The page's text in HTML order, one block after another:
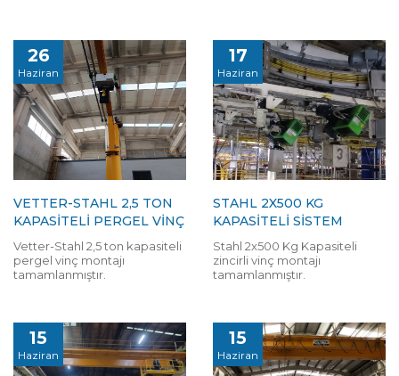
26
Haziran
VETTER-STAHL 2,5 TON
KAPASİTELİ PERGEL VİNÇ
Vetter-Stahl 2,5 ton kapasiteli
pergel vinç montajı
tamamlanmıştır.
17
Haziran
STAHL 2X500 KG
KAPASITELI SISTEM
Stahl 2x500 Kg Kapasiteli
zincirli vinç montajı
tamamlanmıştır.
15
Haziran
15
Haziran